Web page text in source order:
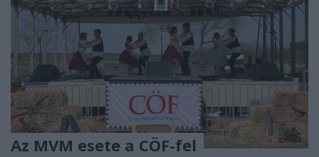
Az MVM esete a CÖF-fel